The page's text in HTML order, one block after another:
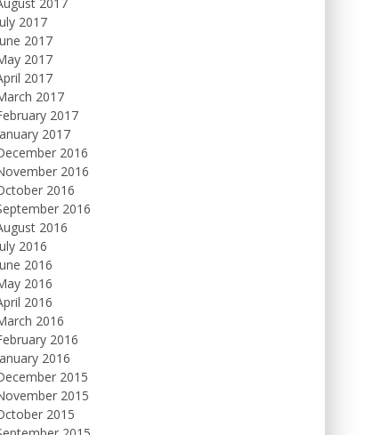
2017
2017
2017
2017
2017
2017
2017
2016
2016
2016
2016
2016
2016
2016
2016
2016
2016
2016
2016
2015
2015
2015